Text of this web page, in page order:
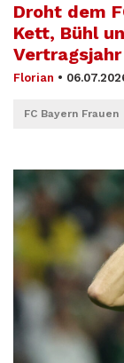
Droht dem
Kett, Bühl
Vertragsjahr
Florian •
FC Bayern Frauen